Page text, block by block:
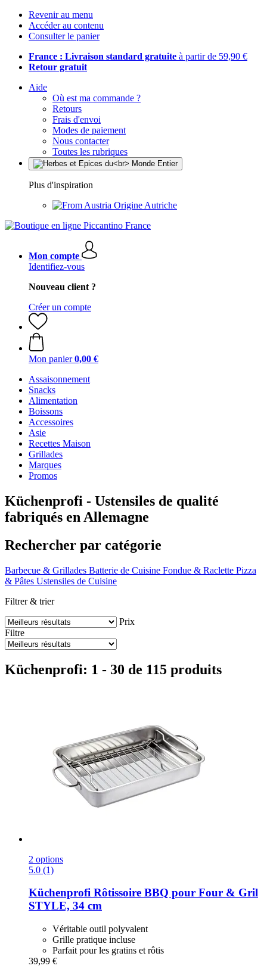
Revenir au menu
Accéder au contenu
Consulter le panier
France : Livraison standard gratuite à partir de 59,90 €
Retour gratuit
Aide
Où est ma commande ?
Retours
Frais d'envoi
Modes de paiement
Nous contacter
Toutes les rubriques
Plus d'inspiration
Origine Autriche
Mon compte
Identifiez-vous
Nouveau client ?
Créer un compte
Mon panier 0,00 €
Assaisonnement
Snacks
Alimentation
Boissons
Accessoires
Asie
Recettes Maison
Grillades
Marques
Promos
Küchenprofi - Ustensiles de qualité
fabriqués en Allemagne
Rechercher par catégorie
Barbecue & Grillades Batterie de Cuisine Fondue & Raclette Pizza
& Pâtes Ustensiles de Cuisine
Filtrer & trier
Prix
Filtre
Küchenprofi: 1 - 30 de 115 produits
2 options
5.0 (1)
Küchenprofi Rôtissoire BBQ pour Four & Gril
STYLE, 34 cm
Véritable outil polyvalent
Grille pratique incluse
Parfait pour les gratins et rôtis
39,99 €